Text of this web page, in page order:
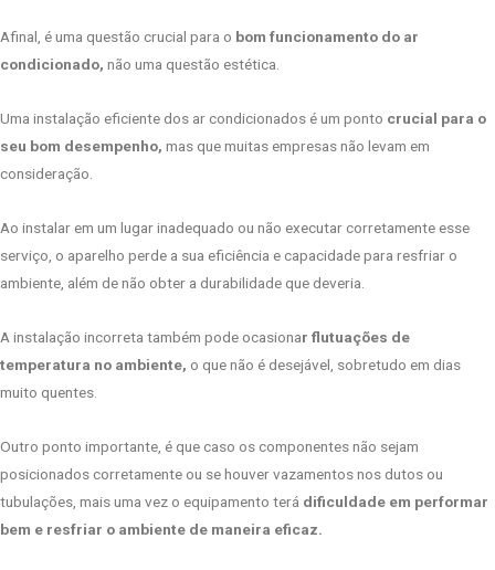
Afinal, é uma questão crucial para o bom funcionamento do ar
condicionado, não uma questão estética.
Uma instalação eficiente dos ar condicionados é um ponto crucial para o
seu bom desempenho, mas que muitas empresas não levam em
consideração.
Ao instalar em um lugar inadequado ou não executar corretamente esse
serviço, o aparelho perde a sua eficiência e capacidade para resfriar o
ambiente, além de não obter a durabilidade que deveria.
A instalação incorreta também pode ocasionar flutuações de
temperatura no ambiente, o que não é desejável, sobretudo em dias
muito quentes.
Outro ponto importante, é que caso os componentes não sejam
posicionados corretamente ou se houver vazamentos nos dutos ou
tubulações, mais uma vez o equipamento terá dificuldade em performar
bem e resfriar o ambiente de maneira eficaz.